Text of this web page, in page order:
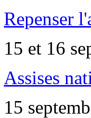
Repenser
15 et 16
Assises
15